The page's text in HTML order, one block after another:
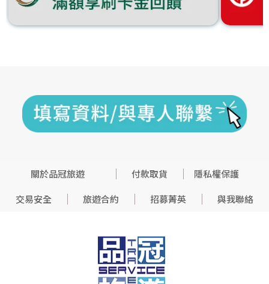
關於品冠旅遊 付款取貨
隱私權保護
交易安全
旅遊合約 招募菁英 與我聯絡